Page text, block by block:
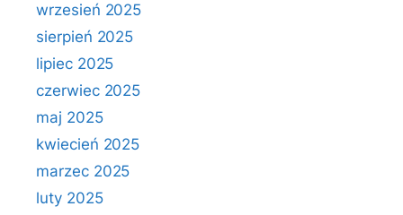
wrzesień 2025
sierpień 2025
lipiec 2025
czerwiec 2025
maj 2025
kwiecień 2025
marzec 2025
luty 2025